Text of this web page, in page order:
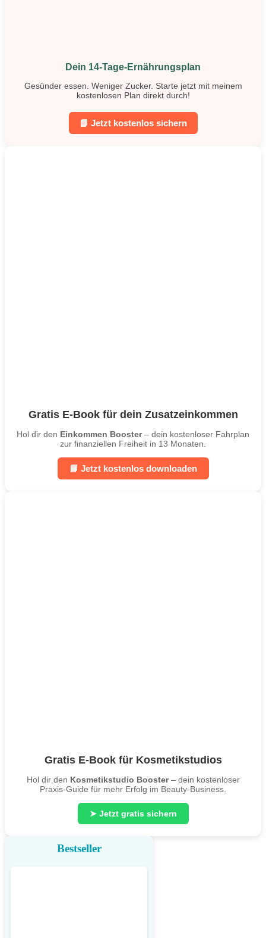
Dein 14-Tage-Ernährungsplan
Gesünder essen. Weniger Zucker. Starte jetzt mit meinem
kostenlosen Plan direkt durch!
📘 Jetzt kostenlos sichern
Gratis E-Book für dein Zusatzeinkommen
Hol dir den Einkommen Booster– dein kostenloser Fahrplan
zur finanziellen Freiheit in 13 Monaten.
📘 Jetzt kostenlos downloaden
Gratis E-Book für Kosmetikstudios
Hol dir den Kosmetikstudio Booster– dein kostenloser
Praxis-Guide für mehr Erfolg im Beauty-Business.
➤ Jetzt gratis sichern
Bestseller